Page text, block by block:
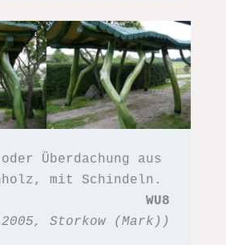
Überdachung aus
WU8
Storkow (Mark))